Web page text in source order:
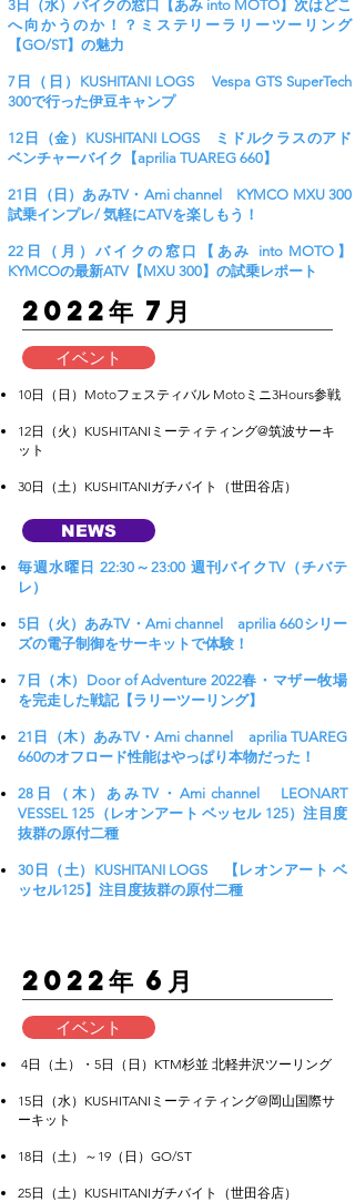
3日（水）バイクの窓口【あみ into MOTO】次はどこ
へ向かうのか！？ミステリーラリーツーリング
【GO/ST】の魅力
7日（日）KUSHITANI LOGS Vespa GTS SuperTech
300で行った伊豆キャンプ
12日（金）KUSHITANI LOGS ミドルクラスのアド
ベンチャーバイク【aprilia TUAREG 660】
21日（日）あみTV・Ami channel KYMCO MXU 300
試乗インプレ/ 気軽にATVを楽しもう！
22日（月）バイクの窓口【あみ into MOTO】
KYMCOの最新ATV【MXU 300】の試乗レポート
​2022年 7月
イベント
10日（日）Motoフェスティバル Motoミニ3Hours参戦
12日（火）KUSHITANIミーティティング@筑波サーキ
ット
30日（土）KUSHITANIガチバイト（世田谷店）
NEWS
毎週水曜日 22:30～23:00 週刊バイクTV（チバテ
レ）
5日（火）あみTV・Ami channel aprilia 660シリー
ズの電子制御をサーキットで体験！
7日（木）Door of Adventure 2022春・マザー牧場
を完走した戦記【ラリーツーリング】
21日（木）あみTV・Ami channel aprilia TUAREG
660のオフロード性能はやっぱり本物だった！
28日（木）あみTV・Ami channel LEONART
VESSEL 125（レオンアート ベッセル 125）注目度
抜群の原付二種
30日（土）KUSHITANI LOGS 【レオンアート ベ
ッセル125】注目度抜群の原付二種
​2022年 6月
イベント
4日（土）・5日（日）KTM杉並 北軽井沢ツーリング
15日（水）KUSHITANIミーティティング@岡山国際サ
ーキット
18日（土）～19（日）GO/ST
25日（土）KUSHITANIガチバイト（世田谷店）